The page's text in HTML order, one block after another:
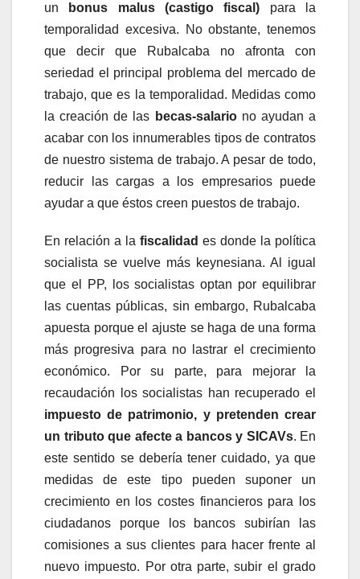
un
bonus malus (castigo fiscal) para la
temporalidad excesiva. No obstante, tenemos
que decir que Rubalcaba no afronta con
seriedad el principal problema del mercado de
trabajo, que es la temporalidad. Medidas como
la creación de las becas-salariono ayudan a
acabar con los innumerables tipos de contratos
de nuestro sistema de trabajo. A pesar de todo,
reducir las cargas a los empresarios puede
ayudar a que éstos creen puestos de trabajo.
En relación a la fiscalidad es donde la política
socialista se vuelve más keynesiana. Al igual
que el PP, los socialistas optan por equilibrar
las cuentas públicas, sin embargo, Rubalcaba
apuesta porque el ajuste se haga de una forma
más progresiva para no lastrar el crecimiento
económico. Por su parte, para mejorar la
recaudación los socialistas han recuperado el
impuesto de patrimonio, y pretenden crear
un tributo que afecte a bancos y SICAVs. En
este sentido se debería tener cuidado, ya que
medidas de este tipo pueden suponer un
crecimiento en los costes financieros para los
ciudadanos porque los bancos subirían las
comisiones a sus clientes para hacer frente al
nuevo impuesto. Por otra parte, subir el grado